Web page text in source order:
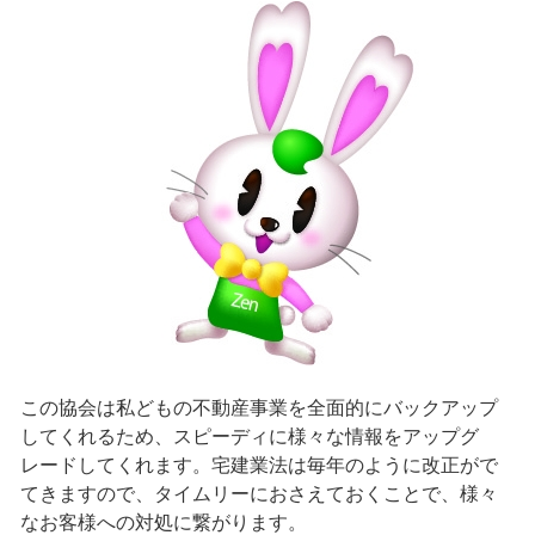
この協会は私どもの不動産事業を全面的にバックアップ
してくれるため、スピーディに様々な情報をアップグ
レードしてくれます。宅建業法は毎年のように改正がで
てきますので、タイムリーにおさえておくことで、様々
なお客様への対処に繋がります。